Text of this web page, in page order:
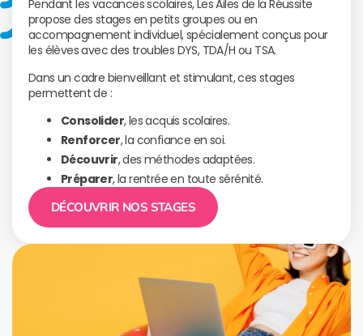
Pendant les vacances scolaires, Les Ailes de la Réussite
propose des stages en petits groupes ou en
accompagnement individuel, spécialement conçus pour
les élèves avec des troubles DYS, TDA/H ou TSA.
Dans un cadre bienveillant et stimulant, ces stages
permettent de :
Consolider, les acquis scolaires.
Renforcer, la confiance en soi.
Découvrir, des méthodes adaptées.
Préparer, la rentrée en toute sérénité.
DÉCOUVRIR NOS STAGES